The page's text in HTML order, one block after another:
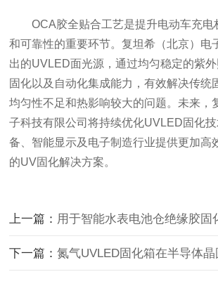
OCA胶全贴合工艺是提升电动车充电
和可靠性的重要环节。复坦希（北京）电
出的UVLED面光源，通过均匀稳定的紫
固化以及自动化集成能力，有效解决传统
均匀性不足和热影响较大的问题。未来，
子科技有限公司将持续优化UVLED固化
备、智能显示及电子制造行业提供更加高
的UV固化解决方案。
上一篇： 用于智能水表电池仓绝缘胶固化的桌面式流
下一篇：氮气UVLED固化箱在半导体晶圆临时键合胶